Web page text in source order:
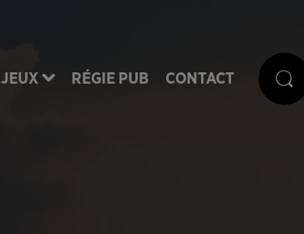
JEUX RÉGIE PUB CONTACT